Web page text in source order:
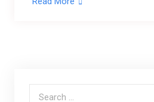
Search for: